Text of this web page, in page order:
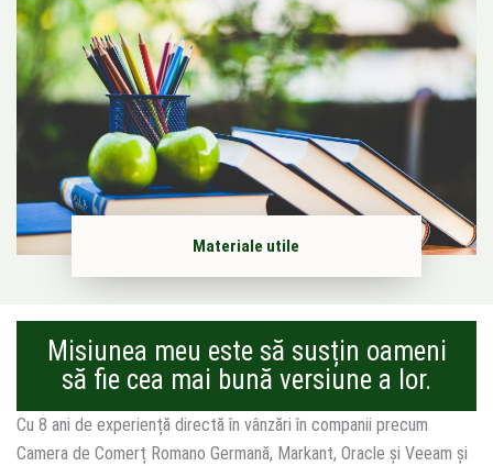
Materiale utile
Misiunea meu este să susțin oameni
să fie cea mai bună versiune a lor.
Cu 8 ani de experiență directă în vânzări în companii precum
Camera de Comerț Romano Germană, Markant, Oracle și Veeam și